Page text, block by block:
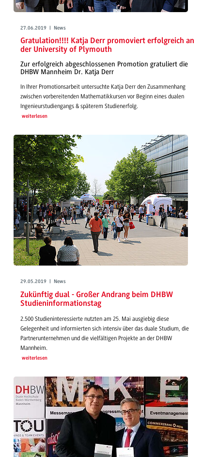
27.06.2019 | News
Gratulation!!!! Katja Derr promoviert erfolgreich an
der University of Plymouth
Zur erfolgreich abgeschlossenen Promotion gratuliert die
DHBW Mannheim Dr. Katja Derr
In Ihrer Promotionsarbeit untersuchte Katja Derr den Zusammenhang
zwischen vorbereitenden Mathematikkursen vor Beginn eines dualen
Ingenieurstudiengangs & späterem Studienerfolg.
weiterlesen
29.05.2019 | News
Zukünftig dual - Großer Andrang beim DHBW
Studieninformationstag
2.500 Studieninteressierte nutzten am 25. Mai ausgiebig diese
Gelegenheit und informierten sich intensiv über das duale Studium, die
Partnerunternehmen und die vielfältigen Projekte an der DHBW
Mannheim.
weiterlesen